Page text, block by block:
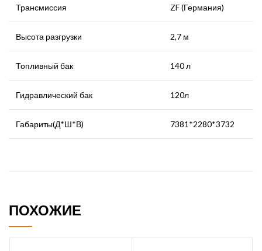
Трансмиссия ZF (Германия)
Высота разгрузки 2,7 м
Топливный бак 140 л
Гидравлический бак 120л
Габариты(Д*Ш*В) 7381*2280*3732
ПОХОЖИЕ